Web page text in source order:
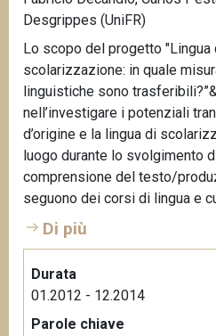
Desgrippes (UniFR)
Lo scopo del progetto "Lingua
scolarizzazione: in quale
linguistiche sono
nell’investigare i potenziali
d’origine e la lingua di
luogo durante lo svolgimento
comprensione del testo/
seguono dei corsi di lingua e
Di più
Durata
01.2012 - 12.2014
Parole chiave